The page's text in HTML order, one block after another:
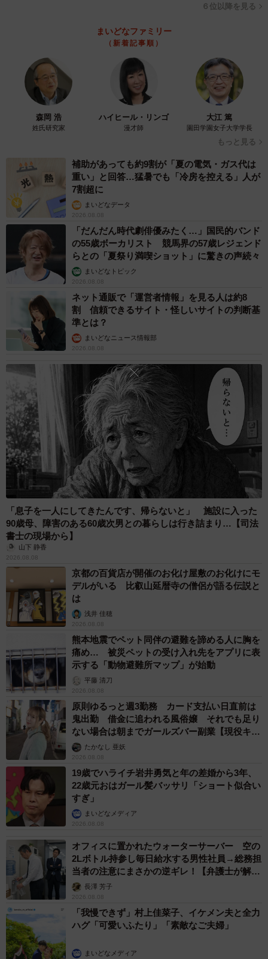
６位以降を見る
まいどなファミリー
（新着記事順）
森岡 浩
姓氏研究家
ハイヒール・リンゴ
漫才師
大江 篤
園田学園女子大学学長
もっと見る
補助があっても約9割が「夏の電気・ガス代は
重い」と回答…猛暑でも「冷房を控える」人が
7割超に
まいどなデータ
2026.08.08
「だんだん時代劇俳優みたく…」国民的バンド
の55歳ボーカリスト 競馬界の57歳レジェンド
らとの「夏祭り満喫ショット」に驚きの声続々
まいどなトピック
2026.08.08
ネット通販で「運営者情報」を見る人は約8
割 信頼できるサイト・怪しいサイトの判断基
準とは？
まいどなニュース情報部
2026.08.08
「息子を一人にしてきたんです、帰らないと」 施設に入った
90歳母、障害のある60歳次男との暮らしは行き詰まり…【司法
書士の現場から】
山下 静香
2026.08.08
京都の百貨店が開催のお化け屋敷のお化けにモ
デルがいる 比叡山延暦寺の僧侶が語る伝説と
は
浅井 佳穂
2026.08.08
熊本地震でペット同伴の避難を諦める人に胸を
痛め… 被災ペットの受け入れ先をアプリに表
示する「動物避難所マップ」が始動
平藤 清刀
2026.08.08
原則ゆるっと週3勤務 カード支払い日直前は
鬼出勤 借金に追われる風俗嬢 それでも足り
ない場合は朝までガールズバー副業【現役キャ
ストに取材】
たかなし 亜妖
2026.08.08
19歳でハライチ岩井勇気と年の差婚から3年、
22歳元おはガール髪バッサリ「ショート似合い
すぎ」
まいどなメディア
2026.08.08
オフィスに置かれたウォーターサーバー 空の
2Lボトル持参し毎日給水する男性社員→総務担
当者の注意にまさかの逆ギレ！【弁護士が解
説】長澤 芳子
2026.08.08
「我慢できず」村上佳菜子、イケメン夫と全力
ハグ「可愛いふたり」「素敵なご夫婦」
まいどなメディア